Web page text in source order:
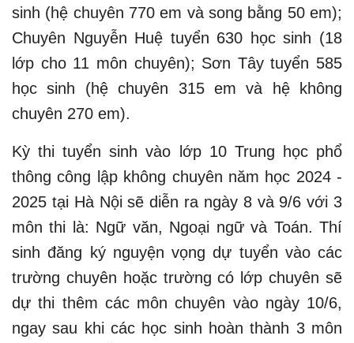
sinh (hệ chuyên 770 em và song bằng 50 em);
Chuyên Nguyễn Huệ tuyển 630 học sinh (18
lớp cho 11 môn chuyên); Sơn Tây tuyển 585
học sinh (hệ chuyên 315 em và hệ không
chuyên 270 em).
Kỳ thi tuyển sinh vào lớp 10 Trung học phổ
thông công lập không chuyên năm học 2024 -
2025 tại Hà Nội sẽ diễn ra ngày 8 và 9/6 với 3
môn thi là: Ngữ văn, Ngoại ngữ và Toán. Thí
sinh đăng ký nguyện vọng dự tuyển vào các
trường chuyên hoặc trường có lớp chuyên sẽ
dự thi thêm các môn chuyên vào ngày 10/6,
ngay sau khi các học sinh hoàn thành 3 môn